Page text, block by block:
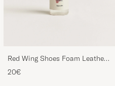
Red Wing Shoes Foam Leather
Cleaner
20€